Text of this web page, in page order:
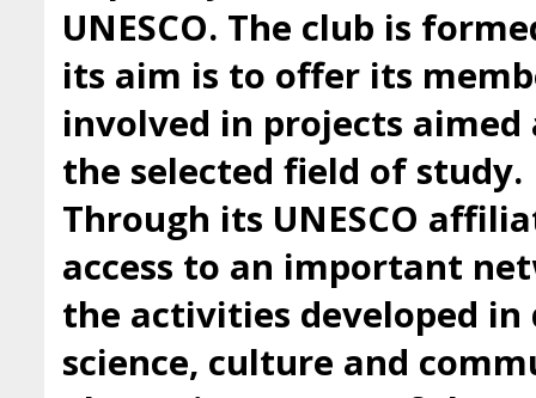
UNESCO. The club is
its aim is to offer its
involved in projects
the selected field of study.
Through its UNESCO
access to an important
the activities developed in
science, culture and